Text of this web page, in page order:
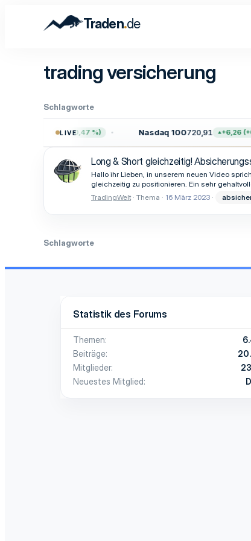
Traden.de
trading versicherung
Schlagworte
LIVE
+36,09 (+0,47 %) Nasdaq 100720,91 +6,26
Long & Short gleichzeitig!
Hallo ihr Lieben, in unserem neuen Video
gleichzeitig zu positionieren. Ein sehr
TradingWelt Thema 16 März 2023
Schlagworte
Statistik des Forums
Themen
Beiträge
Mitglieder
Neuestes Mitglied